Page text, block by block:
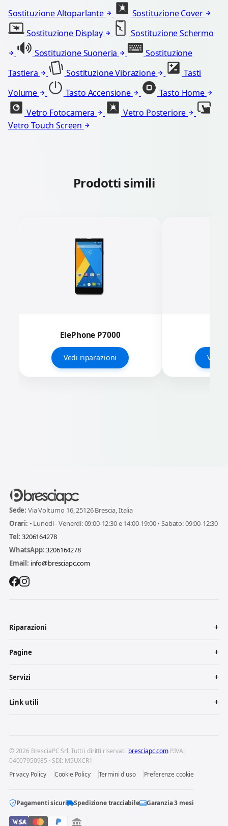
Sostituzione Altoparlante
Sostituzione Cover
Sostituzione Display
Sostituzione Schermo
Sostituzione Suoneria
Sostituzione
Tastiera
Sostituzione Vibrazione
Tasti
Volume
Tasto Accensione
Tasto Home
Vetro Fotocamera
Vetro Posteriore
Vetro Touch Screen
Prodotti simili
ElePhone P7000
Vedi riparazioni Vedi
Sede: Via Volturno 16, 25126 Brescia, Italia
Orari: • Lunedì - Venerdì: 09:00-12:30 e 14:00-19:00 • Sabato: 09:00-12:30
Tel: 3206164278
WhatsApp:3206164278
Email: info@bresciapc.com
Riparazioni
Pagine
Servizi
Link utili
© 2026 BresciaPC Srl. Tutti i diritti riservati. bresciapc.com P.IVA:
04007950985 · SDI: M5UXCR1
Privacy Policy
Cookie Policy Termini d'uso Preferenze cookie
Pagamenti sicuri Spedizione tracciabile Garanzia 3 mesi